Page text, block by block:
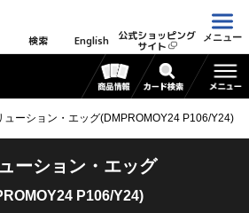
検索 English 公式ショッピング
サイト
メニュー
ューション・エッグ(DMPROMOY24 P106/Y24)
ーション・エッグ
P106/Y24)